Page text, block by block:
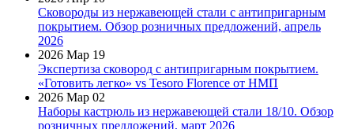
Сковороды из нержавеющей стали с антипригарным
покрытием. Обзор розничных предложений, апрель
2026
2026 Мар 19
Экспертиза сковород с антипригарным покрытием.
«Готовить легко» vs Tesoro Florence от НМП
2026 Мар 02
Наборы кастрюль из нержавеющей стали 18/10. Обзор
розничных предложений, март 2026